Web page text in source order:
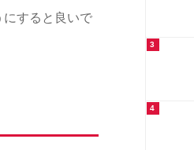
すると良いで
3
4